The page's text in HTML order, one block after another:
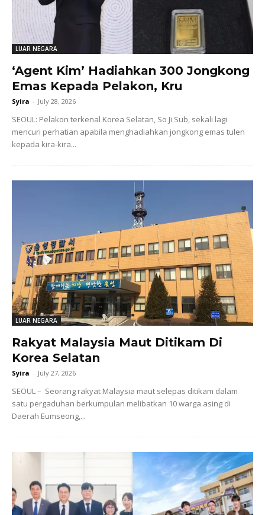
LUAR NEGARA
‘Agent Kim’ Hadiahkan 300 Jongkong
Emas Kepada Pelakon, Kru
Syira - July 28, 2026
SEOUL: Pelakon terkenal Korea Selatan, So Ji Sub, sekali lagi
mencuri perhatian apabila menghadiahkan jongkong emas tulen
kepada kira-kira...
LUAR NEGARA
Rakyat Malaysia Maut Ditikam Di
Korea Selatan
Syira - July 27, 2026
SEOUL – Seorang rakyat Malaysia maut selepas ditikam dalam
satu pergaduhan berkumpulan melibatkan 10 warga asing di
Daerah Eumseong,...